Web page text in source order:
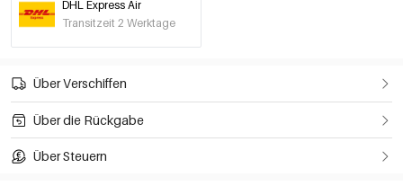
DHL Express Air
Transitzeit 2 Werktage
Über Verschiffen
Über die Rückgabe
Über Steuern